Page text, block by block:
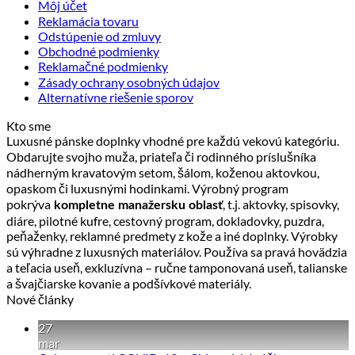
Môj účet
Reklamácia tovaru
Odstúpenie od zmluvy
Obchodné podmienky
Reklamačné podmienky
Zásady ochrany osobných údajov
Alternatívne riešenie sporov
Kto sme
Luxusné pánske doplnky vhodné pre každú vekovú kategóriu.
Obdarujte svojho muža, priateľa či rodinného príslušníka
nádherným kravatovým setom, šálom, koženou aktovkou,
opaskom či luxusnými hodinkami. Výrobný program
pokrýva kompletne manažersku oblasť, t.j. aktovky, spisovky,
diáre, pilotné kufre, cestovný program, dokladovky, puzdra,
peňaženky, reklamné predmety z kože a iné doplnky. Výrobky
sú výhradne z luxusných materiálov. Používa sa pravá hovädzia
a teľacia useň, exkluzívna – ručne tamponovaná useň, talianske
a švajčiarske kovanie a podšívkové materiály.
Nové články
27
mar